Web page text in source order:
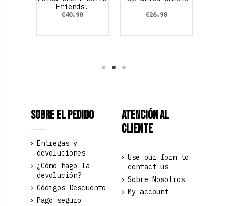
Friends.
€40.90 €26.90
Sobre el pedido
Entregas y
devoluciones
¿Cómo hago la
devolución?
Códigos Descuento
Pago seguro
Atención al
Cliente
Use our form to
contact us
Sobre Nosotros
My account